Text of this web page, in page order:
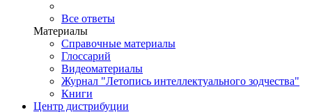
Все ответы
Материалы
Справочные материалы
Глоссарий
Видеоматериалы
Журнал "Летопись интеллектуального зодчества"
Книги
Центр дистрибуции